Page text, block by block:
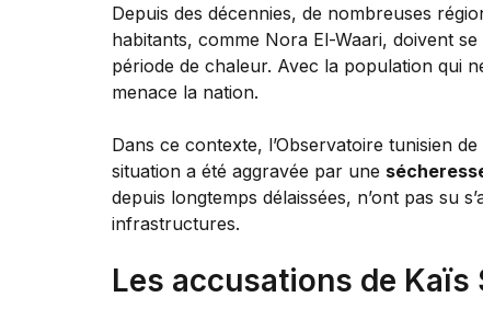
Depuis des décennies, de nombreuses
habitants, comme Nora El-Waari, doivent
période de chaleur. Avec la population qui
menace la nation.
Dans ce contexte, l’Observatoire tunisien
situation a été aggravée par une
depuis longtemps délaissées, n’ont pas su
infrastructures.
Les accusations de